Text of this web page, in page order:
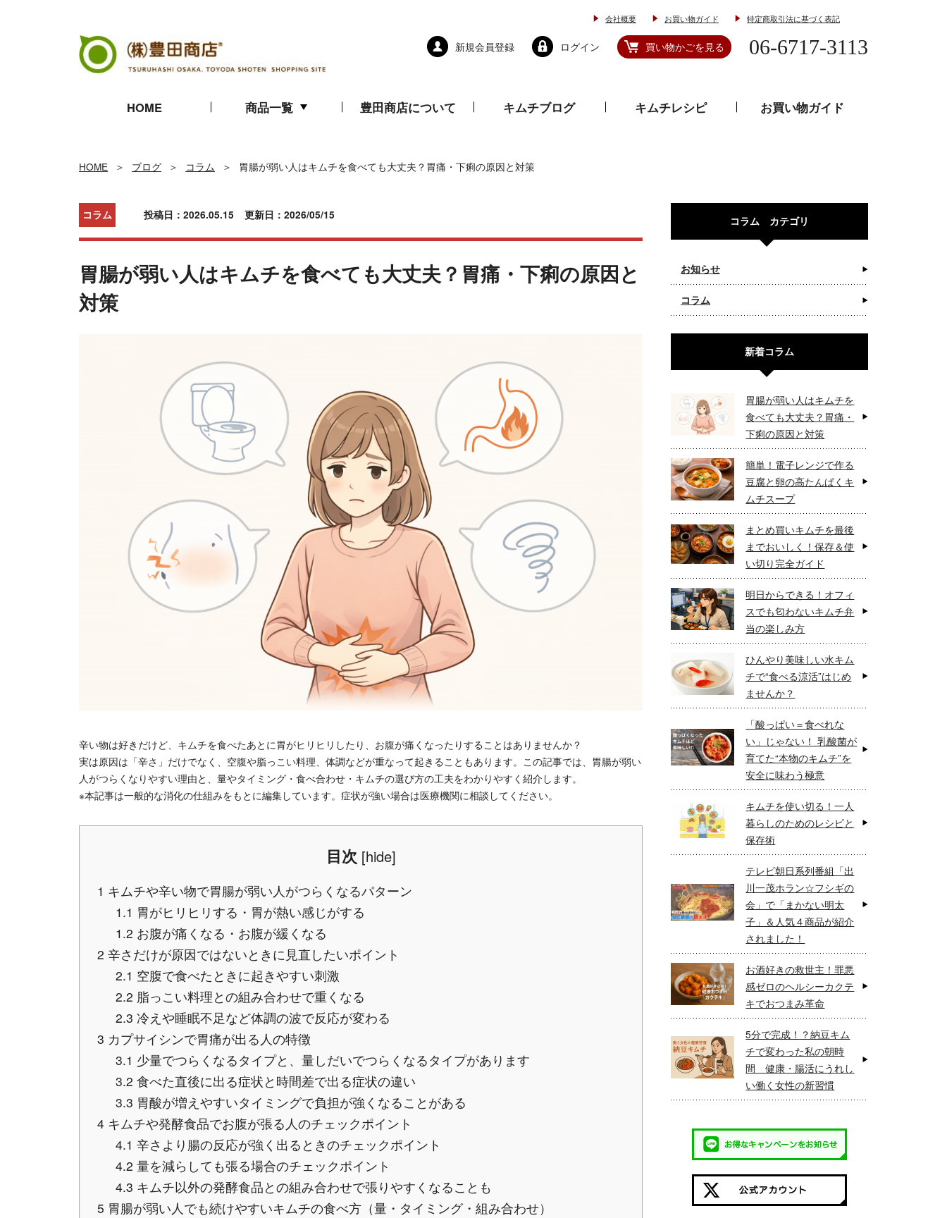
会社概要 お買い物ガイド 特定商取引法に基づく表記
新規会員登録 ログイン 買い物かごを見る 06-6717-3113
HOME 商品一覧 豊田商店について キムチブログ キムチレシピ お買い物ガイド
HOME ブログ コラム 胃腸が弱い人はキムチを食べても大丈夫？胃痛・下痢の原因と対策
コラム 投稿日：2026.05.15 更新日：2026/05/15
胃腸が弱い人はキムチを食べても大丈夫？胃痛・下痢の原因と
対策
辛い物は好きだけど、キムチを食べたあとに胃がヒリヒリしたり、お腹が痛くなったりすることはありませんか？
実は原因は「辛さ」だけでなく、空腹や脂っこい料理、体調などが重なって起きることもあります。この記事では、胃腸が弱い
人がつらくなりやすい理由と、量やタイミング・食べ合わせ・キムチの選び方の工夫をわかりやすく紹介します。
※本記事は一般的な消化の仕組みをもとに編集しています。症状が強い場合は医療機関に相談してください。
目次 [hide]
1 キムチや辛い物で胃腸が弱い人がつらくなるパターン
1.1 胃がヒリヒリする・胃が熱い感じがする
1.2 お腹が痛くなる・お腹が緩くなる
2 辛さだけが原因ではないときに見直したいポイント
2.1 空腹で食べたときに起きやすい刺激
2.2 脂っこい料理との組み合わせで重くなる
2.3 冷えや睡眠不足など体調の波で反応が変わる
3 カプサイシンで胃痛が出る人の特徴
3.1 少量でつらくなるタイプと、量しだいでつらくなるタイプがあります
3.2 食べた直後に出る症状と時間差で出る症状の違い
3.3 胃酸が増えやすいタイミングで負担が強くなることがある
4 キムチや発酵食品でお腹が張る人のチェックポイント
4.1 辛さより腸の反応が強く出るときのチェックポイント
4.2 量を減らしても張る場合のチェックポイント
4.3 キムチ以外の発酵食品との組み合わせで張りやすくなることも
5 胃腸が弱い人でも続けやすいキムチの食べ方（量・タイミング・組み合わせ）
コラム カテゴリ
お知らせ
コラム
新着コラム
胃腸が弱い人はキムチを
食べても大丈夫？胃痛・
下痢の原因と対策
簡単！電子レンジで作る
豆腐と卵の高たんぱくキ
ムチスープ
まとめ買いキムチを最後
までおいしく！保存＆使
い切り完全ガイド
明日からできる！オフィ
スでも匂わないキムチ弁
当の楽しみ方
ひんやり美味しい水キム
チで“食べる涼活”はじめ
ませんか？
「酸っぱい＝食べれな
い」じゃない！ 乳酸菌が
育てた“本物のキムチ”を
安全に味わう極意
キムチを使い切る！一人
暮らしのためのレシピと
保存術
テレビ朝日系列番組「出
川一茂ホラン☆フシギの
会」で「まかない明太
子」＆人気４商品が紹介
されました！
お酒好きの救世主！罪悪
感ゼロのヘルシーカクテ
キでおつまみ革命
5分で完成！？納豆キム
チで変わった私の朝時
間 健康・腸活にうれし
い働く女性の新習慣